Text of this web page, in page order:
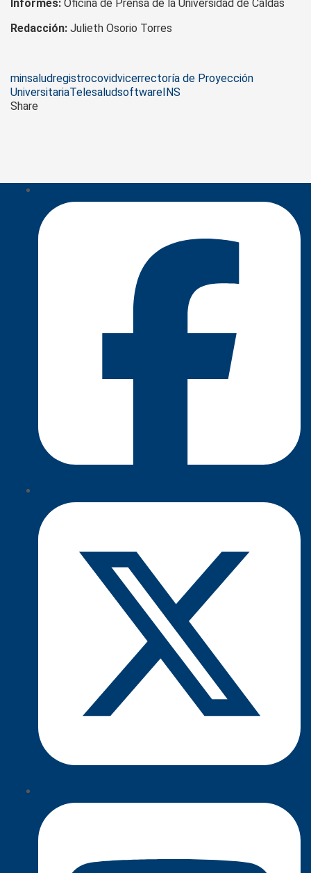
Informes: Oficina de Prensa de la Universidad de Caldas
Redacción: Julieth Osorio Torres
Tags
minsaludregistrocovidvicerrectoría de Proyección
UniversitariaTelesaludsoftwareINS
Share